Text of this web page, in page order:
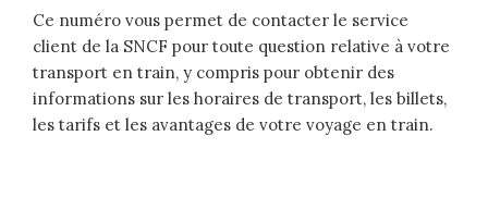
Ce numéro vous permet de contacter le service
client de la SNCF pour toute question relative à votre
transport en train, y compris pour obtenir des
informations sur les horaires de transport, les billets,
les tarifs et les avantages de votre voyage en train.